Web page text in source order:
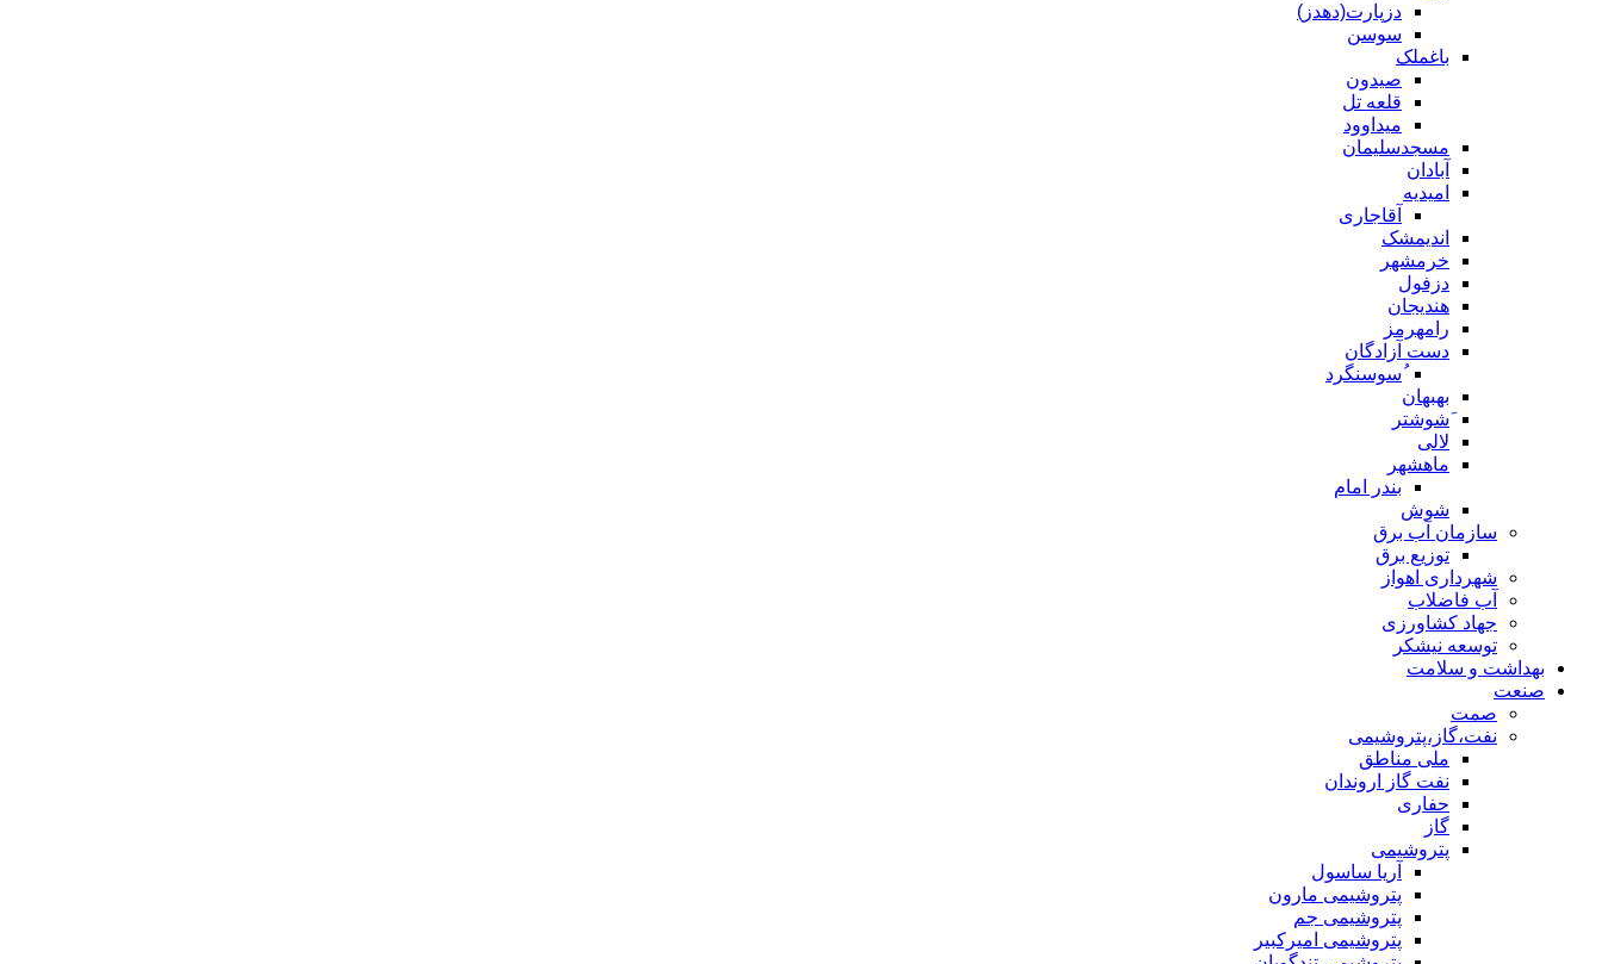
دزپارت(دهدز)
سوسن
باغملک
صیدون
قلعه تل
میداوود
مسجدسلیمان
آبادان
امیدیه
آقاجاری
اندیمشک
خرمشهر
دزفول
هندیجان
رامهرمز
دست آزادگان
ُسوسنگرد
بهبهان
َشوشتر
لالی
ماهشهر
بندر امام
شوش
سازمان آب برق
توزیع برق
شهرداری اهواز
آب فاضلاب
جهاد کشاورزی
توسعه نیشکر
بهداشت و سلامت
صنعت
صمت
نفت،گاز،پتروشیمی
ملی مناطق
نفت گاز اروندان
حفاری
گاز
پتروشیمی
آریا ساسول
پتروشیمی مارون
پتروشیمی جم
پتروشیمی امیرکبیر